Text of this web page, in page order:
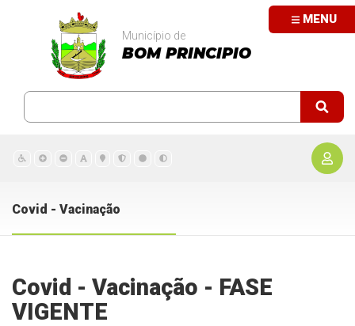
MENU
Município de
BOM PRINCIPIO
Covid - Vacinação
Covid - Vacinação - FASE
VIGENTE